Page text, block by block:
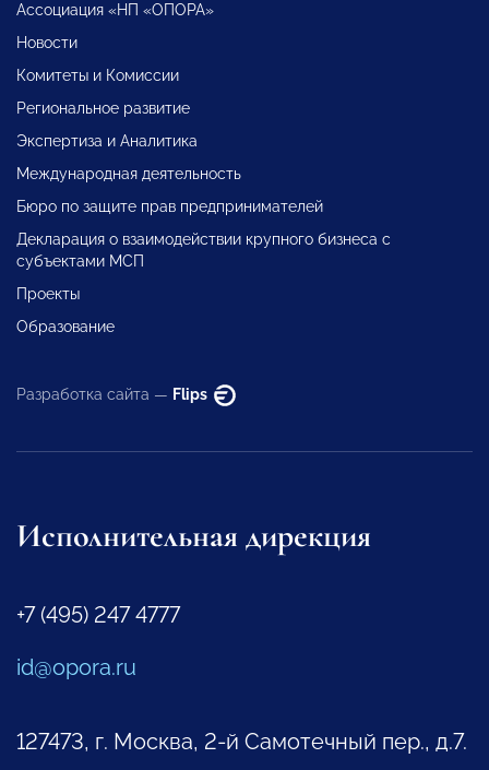
Ассоциация «НП «ОПОРА»
Новости
Комитеты и Комиссии
Региональное развитие
Экспертиза и Аналитика
Международная деятельность
Бюро по защите прав предпринимателей
Декларация о взаимодействии крупного бизнеса с
субъектами МСП
Проекты
Образование
Разработка сайта — Flips
Исполнительная дирекция
+7 (495) 247 4777
id@opora.ru
127473, г. Москва, 2-й Самотечный пер., д.7.